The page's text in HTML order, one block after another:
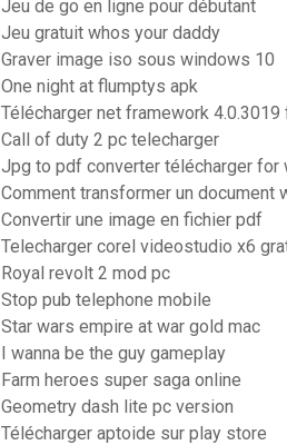
Jeu de go en ligne pour débutant
Jeu gratuit whos your daddy
Graver image iso sous windows 10
One night at flumptys apk
Télécharger net framework
Call of duty 2 pc telecharger
Jpg to pdf converter télécharger for
Comment transformer un document
Convertir une image en fichier pdf
Telecharger corel videostudio x6
Royal revolt 2 mod pc
Stop pub telephone mobile
Star wars empire at war gold mac
I wanna be the guy gameplay
Farm heroes super saga online
Geometry dash lite pc version
Télécharger aptoide sur play store